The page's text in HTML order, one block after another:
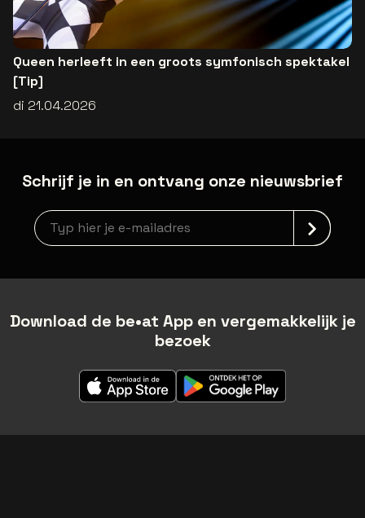
Queen herleeft in een groots symfonisch spektakel
[Tip]
di 21.04.2026
Schrijf je in en ontvang onze nieuwsbrief
Nieuwsbrief aanmelding
Download de be•at App en vergemakkelijk je
bezoek